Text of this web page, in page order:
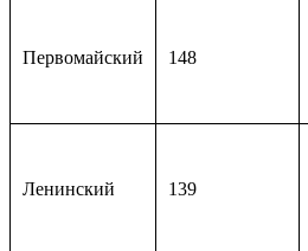
Первомайский 148
Ленинский 139